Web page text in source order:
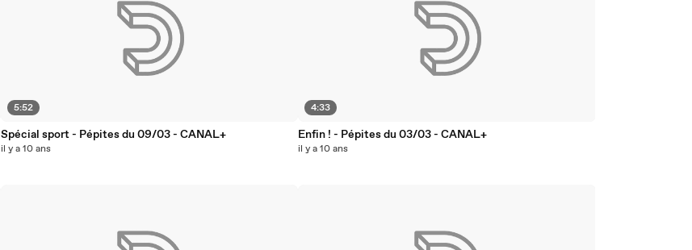
5:52
Spécial sport - Pépites du 09/03 - CANAL+
il y a 10 ans
4:33
Enfin ! - Pépites du 03/03 - CANAL+
il y a 10 ans